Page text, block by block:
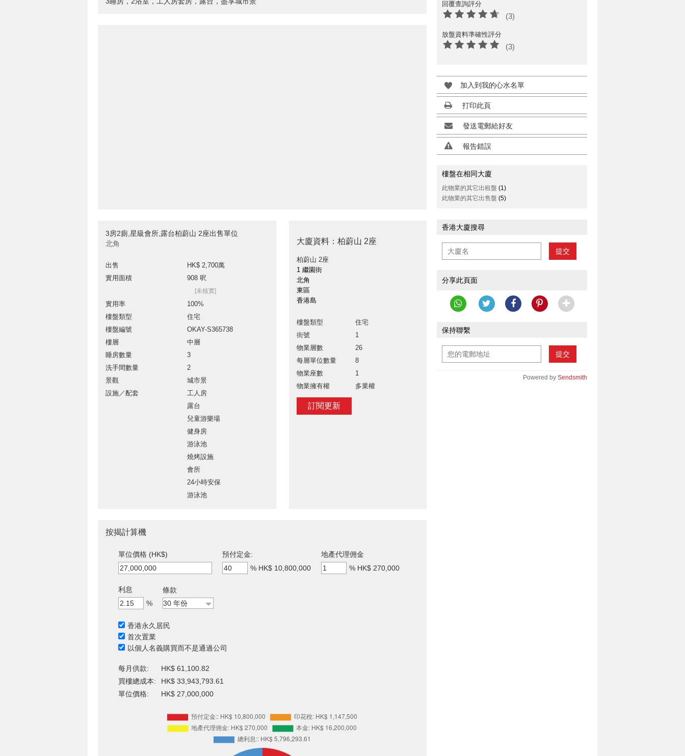
3房2廁,星級會所,露台柏蔚山 2座出售單位
北角
出售
HK$ 2,700萬
實用面積
908 呎
[未核實]
實用率
100%
樓盤類型
住宅
樓盤編號
OKAY-S365738
樓層
中層
睡房數量
3
洗手間數量
2
景觀
城市景
設施／配套
工人房
露台
兒童游樂場
健身房
游泳池
燒烤設施
會所
24小時安保
游泳池
大廈資料：柏蔚山 2座
柏蔚山 2座
1 繼園街
北角
東區
香港島
樓盤類型
住宅
街號
1
物業層數
26
每層單位數量
8
物業座數
1
物業擁有權
多業權
訂閱更新
回覆查詢評分
(3)
放盤資料準確性評分
(3)
加入到我的心水名單
打印此頁
發送電郵給好友
報告錯誤
樓盤在相同大廈
此物業的其它出租盤 (1)
此物業的其它出售盤 (5)
香港大廈搜尋
提交
分享此頁面
保持聯繫
提交
Powered by Sendsmith
按揭計算機
單位價格 (HK$)
預付定金:
% HK$ 10,800,000
地產代理佣金
% HK$ 270,000
利息
%
條款
香港永久居民
首次置業
以個人名義購買而不是通過公司
每月供款:
HK$ 61,100.82
買樓總成本:
HK$ 33,943,793.61
單位價格:
HK$ 27,000,000